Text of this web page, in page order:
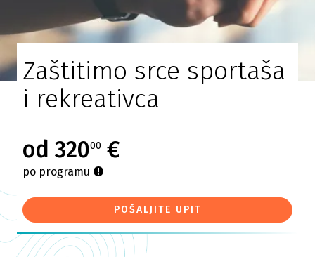
Zaštitimo srce sportaša
i rekreativca
od 32000 €
po programu
POŠALJITE UPIT